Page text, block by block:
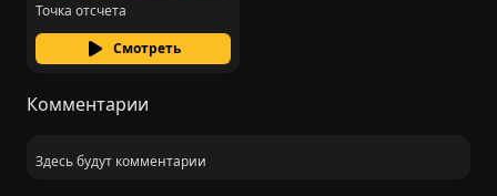
Точка отсчета
Смотреть
Комментарии
Здесь будут комментарии